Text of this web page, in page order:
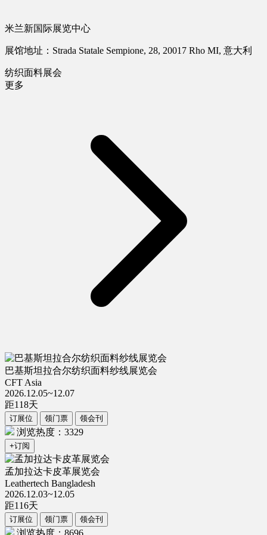
米兰新国际展览中心
展馆地址：Strada Statale Sempione, 28, 20017 Rho MI, 意大利
纺织面料展会
更多
巴基斯坦拉合尔纺织面料纱线展览会
CFT Asia
2026.12.05~12.07
距118天
订展位 领门票 领会刊
浏览热度：3329
+订阅
孟加拉达卡皮革展览会
Leathertech Bangladesh
2026.12.03~12.05
距116天
订展位 领门票 领会刊
浏览热度：8696